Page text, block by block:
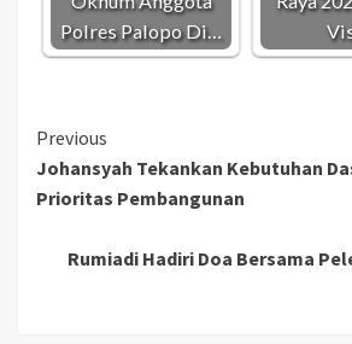
Polres Palopo Di…
Continue
Reading
Previous
Johansyah Tekankan Kebutuhan
Prioritas Pembangunan
Rumiadi Hadiri Doa Bersama